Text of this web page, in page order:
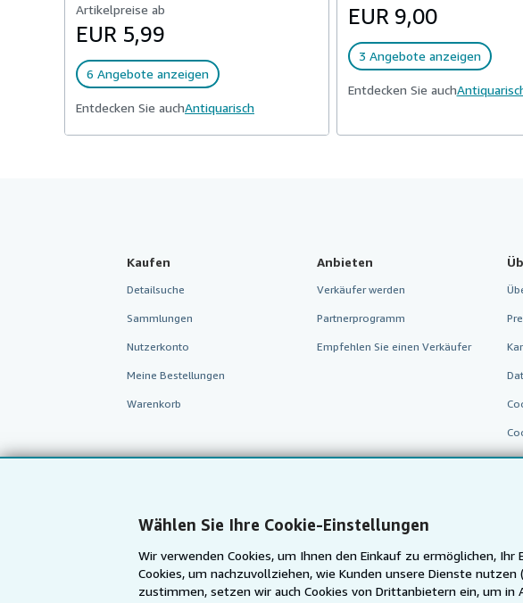
Wählen Sie Ihre Cookie-Einstellungen
Wir verwenden Cookies, um Ihnen den Einkauf zu ermöglichen,
Cookies, um nachzuvollziehen, wie Kunden unsere Dienste
zustimmen, setzen wir auch Cookies von Drittanbietern ein, um
Artikelpreise ab
EUR 5,99
6 Angebote anzeigen
Entdecken Sie auchAntiquarisch
EUR 9,00
3 Angebote anzeigen
Entdecken Sie auch
Kaufen
Detailsuche
Sammlungen
Nutzerkonto
Meine Bestellungen
Warenkorb
Anbieten
Verkäufer werden
Partnerprogramm
Empfehlen Sie einen Verkäufer